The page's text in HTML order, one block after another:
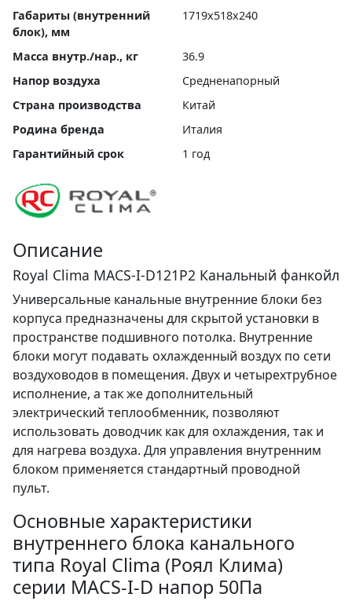
Габариты (внутренний
блок), мм
1719x518x240
Масса внутр./нар., кг
36.9
Напор воздуха
Средненапорный
Страна производства
Китай
Родина бренда
Италия
Гарантийный срок
1 год
Описание
Royal Clima MACS-I-D121P2 Канальный фанкойл
Универсальные канальные внутренние блоки без
корпуса предназначены для скрытой установки в
пространстве подшивного потолка. Внутренние
блоки могут подавать охлажденный воздух по сети
воздуховодов в помещения. Двух и четырехтрубное
исполнение, а так же дополнительный
электрический теплообменник, позволяют
использовать доводчик как для охлаждения, так и
для нагрева воздуха. Для управления внутренним
блоком применяется стандартный проводной
пульт.
Основные характеристики
внутреннего блока канального
типа Royal Clima (Роял Клима)
серии MACS-I-D напор 50Па